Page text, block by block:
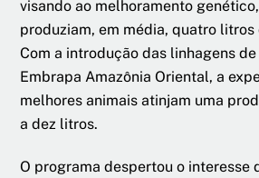
visando ao melhoramento
produziam, em média, quatro
Com a introdução das linhagens de
Embrapa Amazônia Oriental, a
melhores animais atinjam uma
a dez litros.
O programa despertou o interesse